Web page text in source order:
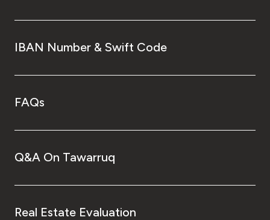
IBAN Number & Swift Code
FAQs
Q&A On Tawarruq
Real Estate Evaluation